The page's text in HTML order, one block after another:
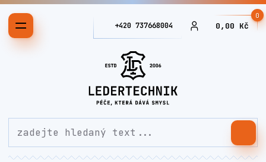
+420 737668004
0
0,00 Kč